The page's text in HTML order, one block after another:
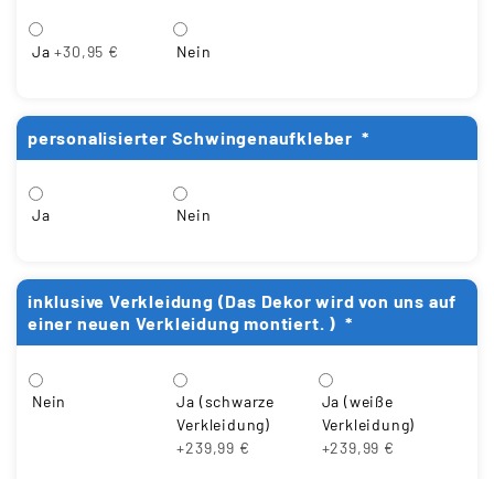
Ja +30,95 € Nein
personalisierter Schwingenaufkleber *
Ja Nein
inklusive Verkleidung (Das Dekor wird von uns auf
einer neuen Verkleidung montiert. ) *
Nein
Ja (schwarze
Verkleidung)
+239,99 €
Ja (weiße
Verkleidung)
+239,99 €